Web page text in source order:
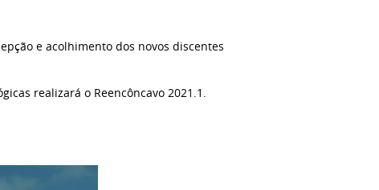
e acolhimento dos novos discentes
realizará o Reencôncavo 2021.1.